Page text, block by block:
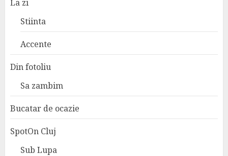
La zi
Stiinta
Accente
Din fotoliu
Sa zambim
Bucatar de ocazie
SpotOn Cluj
Sub Lupa